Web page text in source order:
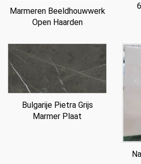
Marmeren Beeldhouwwerk
Open Haarden
Bulgarije Pietra Grijs
Marmer Plaat